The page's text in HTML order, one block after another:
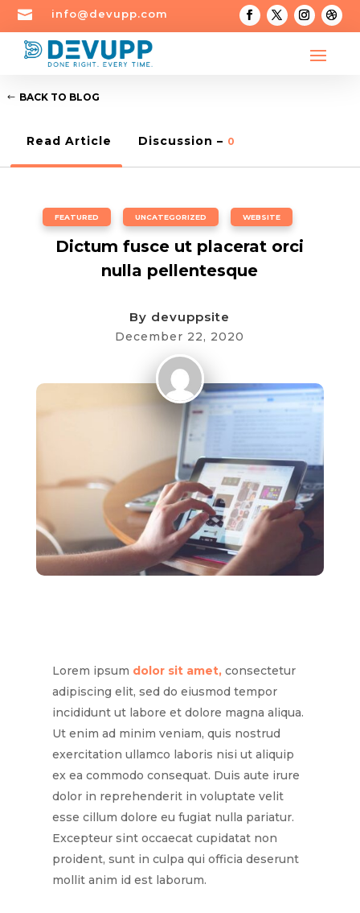
 info@devupp.com
BACK TO BLOG
Read Article Discussion – 0
FEATURED UNCATEGORIZED WEBSITE
Dictum fusce ut placerat orci
nulla pellentesque
By devuppsite
December 22, 2020
Lorem ipsum dolor sit amet,consectetur
adipiscing elit, sed do eiusmod tempor
incididunt ut labore et dolore magna aliqua.
Ut enim ad minim veniam, quis nostrud
exercitation ullamco laboris nisi ut aliquip
ex ea commodo consequat. Duis aute irure
dolor in reprehenderit in voluptate velit
esse cillum dolore eu fugiat nulla pariatur.
Excepteur sint occaecat cupidatat non
proident, sunt in culpa qui officia deserunt
mollit anim id est laborum.